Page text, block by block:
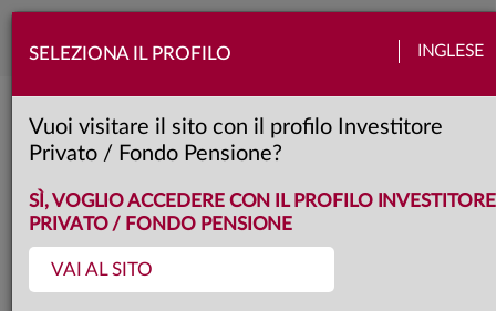
SELEZIONA IL PROFILO INGLESE
Vuoi visitare il sito con il profilo Investitore
Privato / Fondo Pensione?
SÌ, VOGLIO ACCEDERE CON IL PROFILO INVESTITORE
PRIVATO / FONDO PENSIONE
VAI AL SITO
OMBRE A MEZZOGIORNO